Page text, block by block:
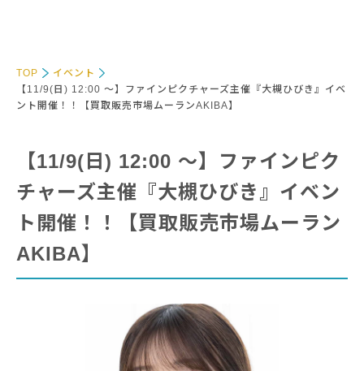
TOP
イベント
【11/9(日) 12:00 〜】ファインピクチャーズ主催『大槻ひびき』イベ
ント開催！！【買取販売市場ムーランAKIBA】
【11/9(日) 12:00 〜】ファインピク
チャーズ主催『大槻ひびき』イベン
ト開催！！【買取販売市場ムーラン
AKIBA】